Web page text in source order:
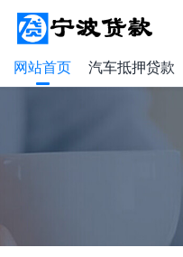
网站首页 汽车抵押贷款